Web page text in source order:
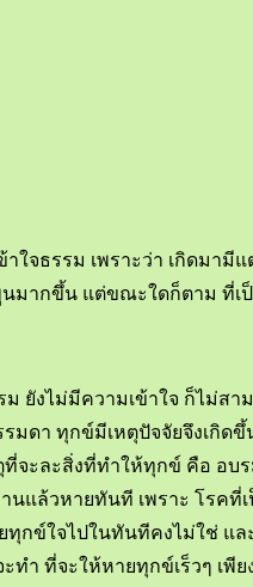
ใจธรรม เพราะว่า เกิดมามี
นมากขึ้น แต่ขณะใดก็ตาม ที่
ยังไม่มีความเข้าใจ ก็ไม่ส
มดา ทุกข์มีเหตุปัจจัยจึงเกิด
ที่จะละสิ่งที่ทำให้ทุกข์ คือ อ
แล้วหายทันที เพราะ โรคที่เ
กข์ใจไปในทันทีคงไม่ใช่ แล
ทำ ที่จะให้หายทุกข์เร็วๆ เ